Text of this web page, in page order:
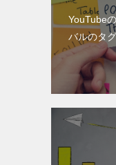
YouTube
バルのタ